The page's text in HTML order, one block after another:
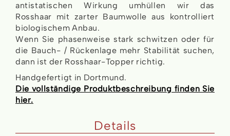
antistatischen Wirkung umhüllen wir das
Rosshaar mit zarter Baumwolle aus kontrolliert
biologischem Anbau.
Wenn Sie phasenweise stark schwitzen oder für
die Bauch- / Rückenlage mehr Stabilität suchen,
dann ist der Rosshaar-Topper richtig.
Handgefertigt in Dortmund.
Die vollständige Produktbeschreibung finden Sie
hier.
Details